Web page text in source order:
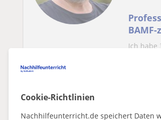
Cookie-Richtlinien
Nachhilfeunterricht.de speichert Daten
Ich habe
Hervorgehoben